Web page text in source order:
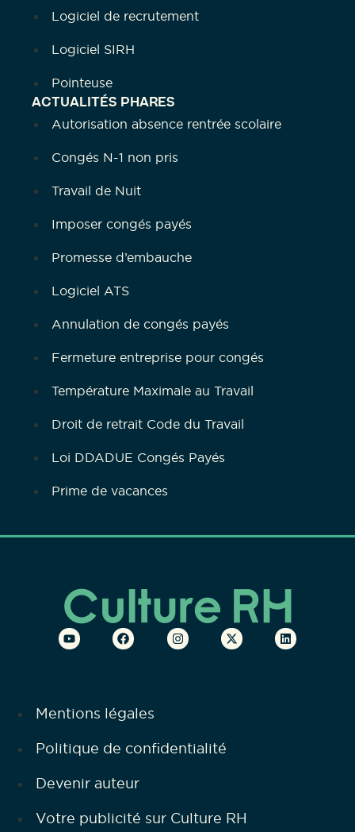
Logiciel de recrutement
Logiciel SIRH
Pointeuse
ACTUALITÉS PHARES
Autorisation absence rentrée scolaire
Congés N-1 non pris
Travail de Nuit
Imposer congés payés
Promesse d’embauche
Logiciel ATS
Annulation de congés payés
Fermeture entreprise pour congés
Température Maximale au Travail
Droit de retrait Code du Travail
Loi DDADUE Congés Payés
Prime de vacances
Mentions légales
Politique de confidentialité
Devenir auteur
Votre publicité sur Culture RH